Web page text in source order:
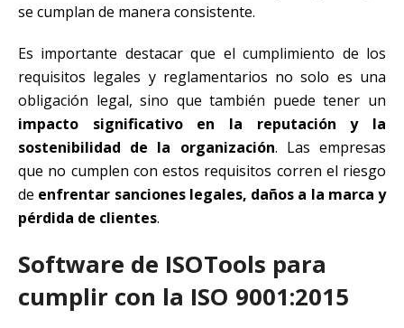
se cumplan de manera consistente.
Es importante destacar que el cumplimiento de los
requisitos legales y reglamentarios no solo es una
obligación legal, sino que también puede tener un
impacto significativo en la reputación y la
sostenibilidad de la organización. Las empresas
que no cumplen con estos requisitos corren el riesgo
de enfrentar sanciones legales, daños a la marca y
pérdida de clientes.
Software de ISOTools para
cumplir con la ISO 9001:2015